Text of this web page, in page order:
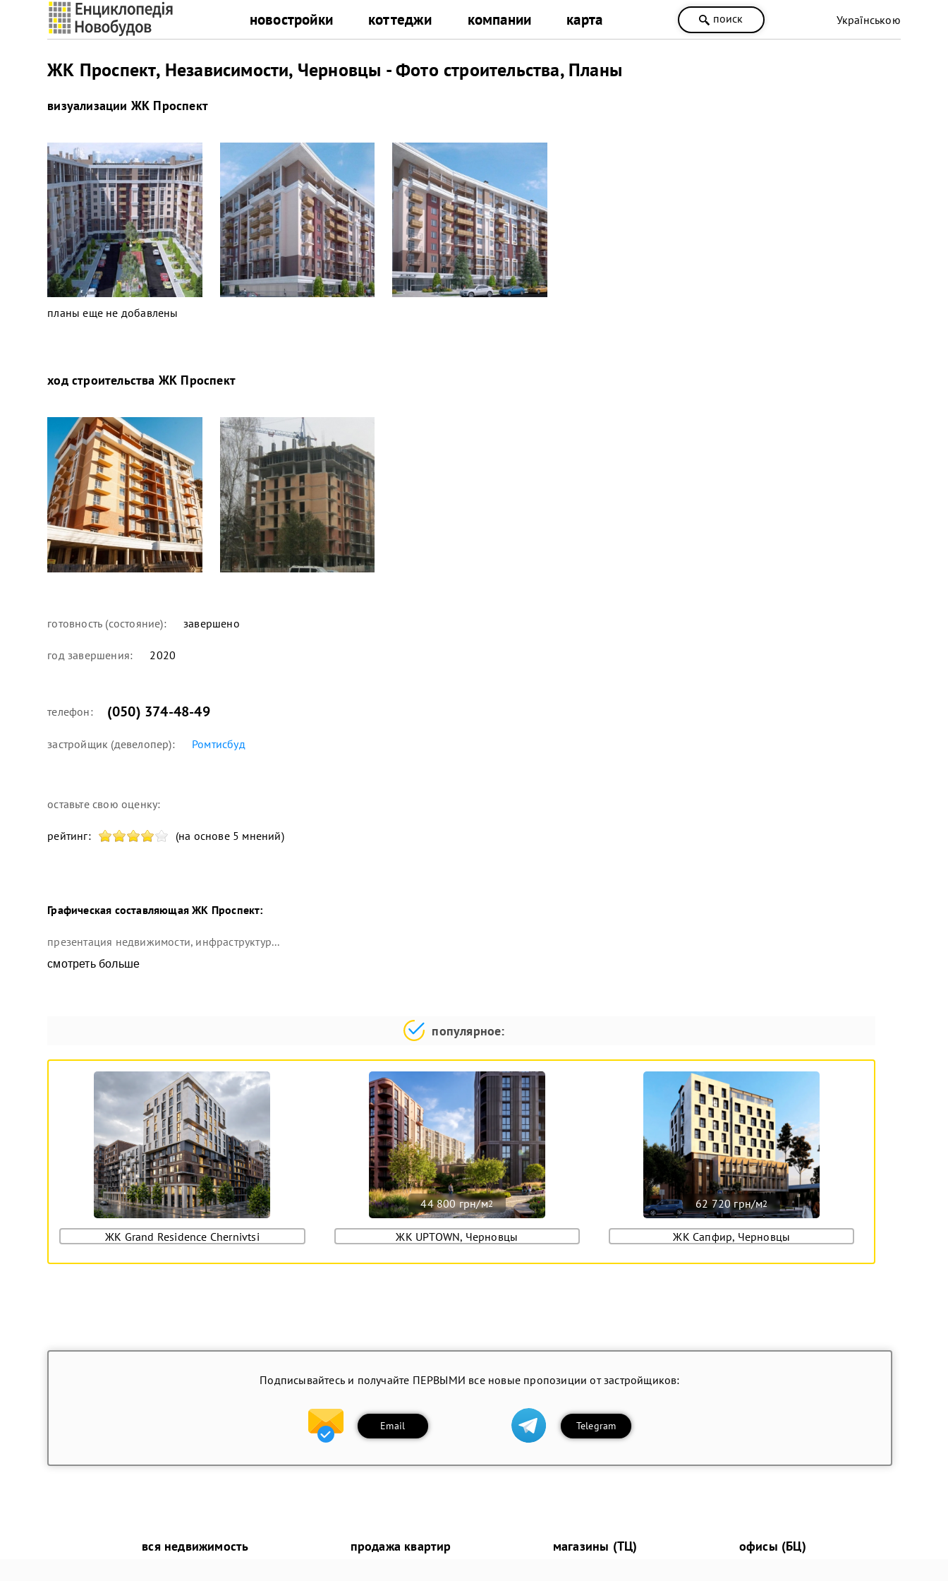
новостройки коттеджи компании карта поиск Українською
ЖК Проспект, Независимости, Черновцы - Фото строительства, Планы
визуализации ЖК Проспект
планы еще не добавлены
ход строительства ЖК Проспект
готовность (состояние): завершено
год завершения: 2020
телефон: (050) 374-48-49
застройщик (девелопер): Ромтисбуд
оставьте свою оценку:
рейтинг: (на основе 5 мнений)
Графическая составляющая ЖК Проспект:
презентация недвижимости, инфраструктур...
смотреть больше
популярное:
ЖК Grand Residence Chernivtsi
44 800 грн/м2
ЖК UPTOWN, Черновцы
62 720 грн/м2
ЖК Сапфир, Черновцы
Подписывайтесь и получайте ПЕРВЫМИ все новые пропозиции от застройщиков:
Email Telegram
вся недвижимость продажа квартир магазины (ТЦ) офисы (БЦ)